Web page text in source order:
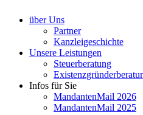
über Uns
Partner
Kanzleigeschichte
Unsere Leistungen
Steuerberatung
Infos für Sie
MandantenMail 2026
MandantenMail 2025